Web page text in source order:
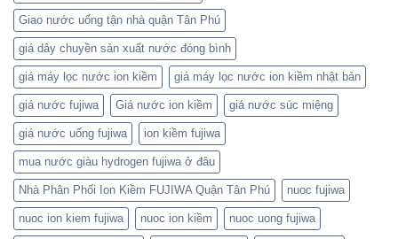
Giao nước uống tận nhà quận Tân Phú
giá dây chuyền sản xuất nước đóng bình
giá máy lọc nước ion kiềm giá máy lọc nước ion kiềm nhật bản
giá nước fujiwa Giá nước ion kiềm giá nước súc miệng
giá nước uống fujiwa ion kiềm fujiwa
mua nước giàu hydrogen fujiwa ở đâu
Nhà Phân Phối Ion Kiềm FUJIWA Quận Tân Phú nuoc fujiwa
nuoc ion kiem fujiwa nuoc ion kiềm nuoc uong fujiwa